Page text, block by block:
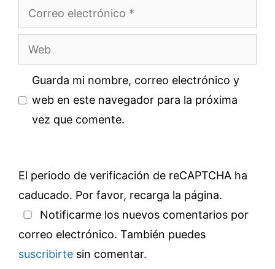
Correo
electrónico
Web
Guarda mi nombre, correo electrónico y
web en este navegador para la próxima
vez que comente.
El periodo de verificación de reCAPTCHA ha
caducado. Por favor, recarga la página.
Notificarme los nuevos comentarios por
correo electrónico. También puedes
suscribirte sin comentar.